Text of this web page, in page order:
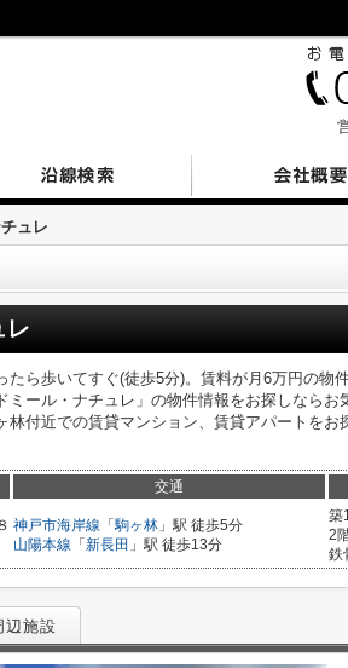
ュレ
レ
たら歩いてすぐ(徒歩5分)。賃料が月6万円の物
ミール・ナチュレ」の物件情報をお探しなら
林付近での賃貸マンション、賃貸アパートを
交通
８ 神戸市海岸線 「駒ヶ林 」駅 徒歩5分
山陽本線 「 新長田 」駅 徒歩13分
築
2
鉄
辺施設